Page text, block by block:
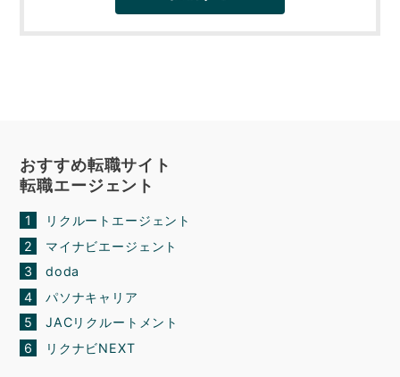
おすすめ転職サイト
転職エージェント
リクルートエージェント
マイナビエージェント
doda
パソナキャリア
JACリクルートメント
リクナビNEXT